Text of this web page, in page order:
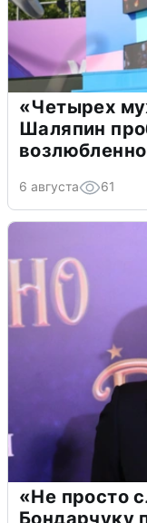
«Четырех
Шаляпин
6 августа 61
«Не просто
Бондарчуку